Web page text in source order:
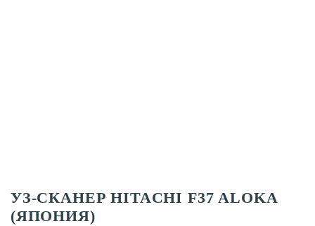
УЗ-СКАНЕР HITACHI F37 ALOKA
(ЯПОНИЯ)